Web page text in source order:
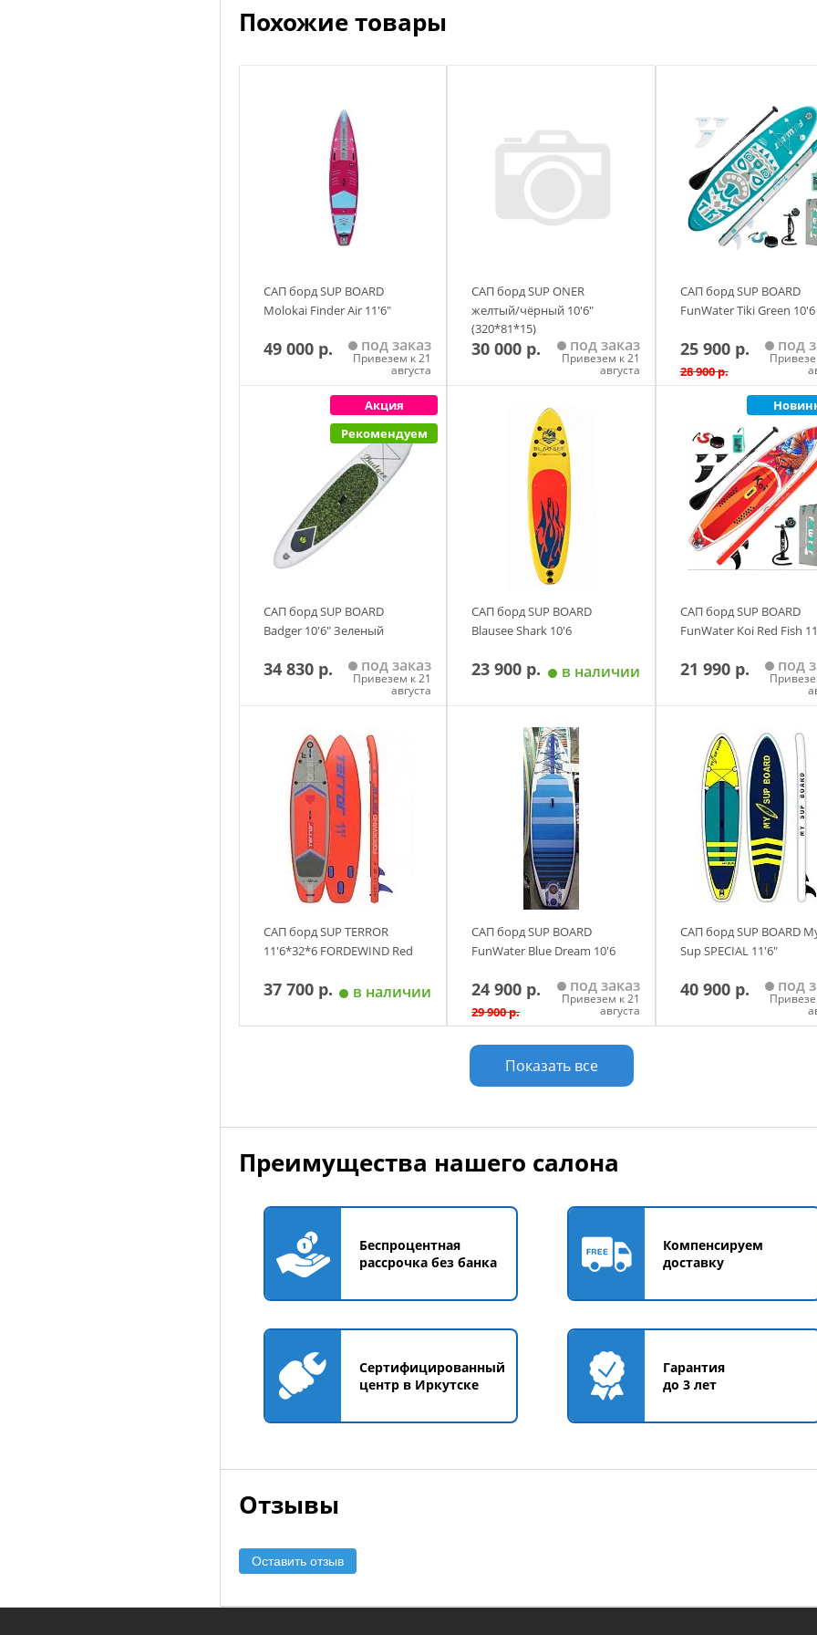
Похожие товары
САП борд SUP BOARD
Molokai Finder Air 11'6"
49 000 р. под заказ
Привезем к 21
августа
Добавить в корзину
САП борд SUP ONER
желтый/чёрный 10'6"
(320*81*15)
30 000 р. под заказ
Привезем к 21
августа
Добавить в корзину
САП борд SUP BOARD
FunWater Tiki Green 10'6
25 900 р.
28 900 р.
под
Добавить в
Акция
Рекомендуем
САП борд SUP BOARD
Badger 10'6" Зеленый
34 830 р. под заказ
Привезем к 21
августа
Добавить в корзину
САП борд SUP BOARD
Blausee Shark 10'6
23 900 р. в наличии
Добавить в корзину
САП борд SUP BOARD
FunWater Koi Red Fish
21 990 р. под
Добавить в
САП борд SUP TERROR
11'6*32*6 FORDEWIND Red
37 700 р. в наличии
САП борд SUP BOARD
FunWater Blue Dream 10'6
24 900 р.
29 900 р.
под заказ
Привезем к 21
августа
Добавить в корзину
САП борд SUP BOARD
Sup SPECIAL 11'6"
40 900 р. под
Показать все
Преимущества нашего салона
Беспроцентная
рассрочка без банка
Компенсируем
доставку
Сертифицированный
центр в Иркутске
Гарантия
до 3 лет
Отзывы
Оставить отзыв